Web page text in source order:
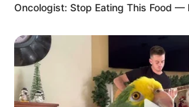
Oncologist: Stop Eating This Food —